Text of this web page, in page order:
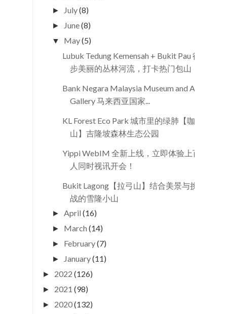
► July(8)
► June(8)
▼ May(5)
Lubuk Tedung Kemensah + Bukit Pau 徒
步美丽的丛林河流，打卡热门包山！
Bank Negara Malaysia Museum and Art
Gallery 马来西亚国家...
KL Forest Eco Park 城市里的绿肺【咖啡
山】吉隆坡森林生态公园
Yippi WebIM 全新上线，立即体验上百
人同时视讯开会！
Bukit Lagong【拉弓山】结合美景与挑
战的雪隆小山
►April(16)
► March(14)
► February(7)
► January(11)
► 2022 (126)
► 2021 (98)
► 2020(132)